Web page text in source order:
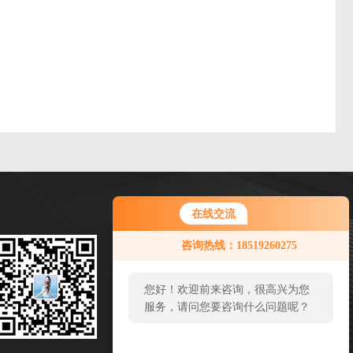
在线交流
咨询热线：18519260275
您好！欢迎前来咨询，很高兴为您
服务，请问您要咨询什么问题呢？
微信扫一扫
传真：